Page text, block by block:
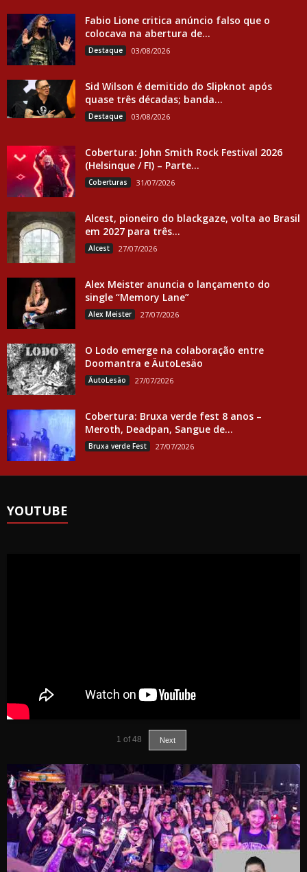
Fabio Lione critica anúncio falso que o
colocava na abertura de...
Destaque 03/08/2026
Sid Wilson é demitido do Slipknot após
quase três décadas; banda...
Destaque 03/08/2026
Cobertura: John Smith Rock Festival 2026
(Helsinque / FI) – Parte...
Coberturas 31/07/2026
Alcest, pioneiro do blackgaze, volta ao Brasil
em 2027 para três...
Alcest 27/07/2026
Alex Meister anuncia o lançamento do
single “Memory Lane”
Alex Meister 27/07/2026
O Lodo emerge na colaboração entre
Doomantra e ÄutoLesäo
ÄutoLesäo 27/07/2026
Cobertura: Bruxa verde fest 8 anos –
Meroth, Deadpan, Sangue de...
Bruxa verde Fest 27/07/2026
YOUTUBE
1 of 48 Next